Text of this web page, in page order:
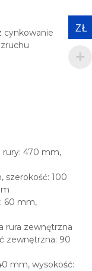
cynkowanie
rury: 470 mm,
szerokość: 100
60 mm,
rura zewnętrzna
zewnętrzna: 90
mm, wysokość:
ZŁ